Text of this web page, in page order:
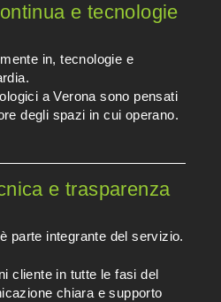
e tecnologie
in, tecnologie e
a Verona sono pensati
degli spazi in cui operano.
e trasparenza
parte integrante del servizio.
cliente in tutte le fasi del
chiara e supporto